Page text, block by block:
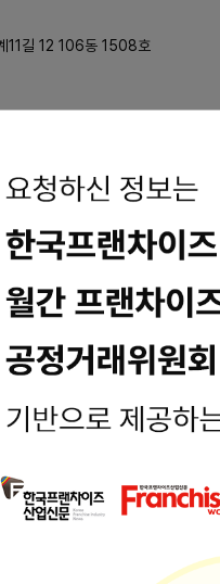
11길 12 106동 1508호
넷이 안될때 문제 ....
에 따른 일정액의 수수료를
대본
& MP3&대본 2015년 3월